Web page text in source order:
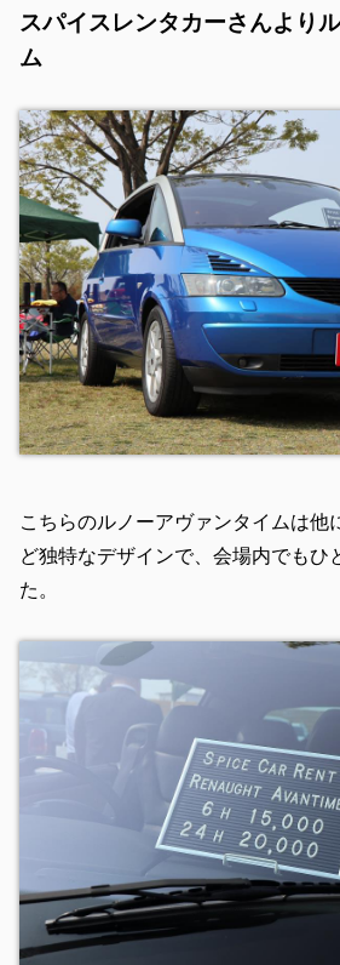
スパイスレンタカーさんより
ム
こちらのルノーアヴァンタイムは他
ど独特なデザインで、会場内でもひ
た。